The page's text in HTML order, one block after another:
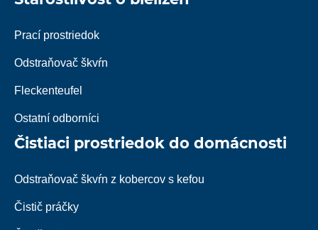
Prací prostriedok
Odstraňovač škvŕn
Fleckenteufel
Ostatní odborníci
Čistiaci prostriedok do domácnosti
Odstraňovač škvŕn z kobercov s kefou
Čistič práčky